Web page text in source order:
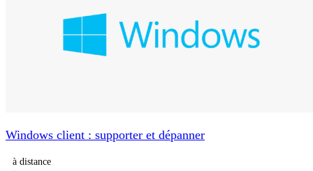
Windows client : supporter et dépanner
à distance